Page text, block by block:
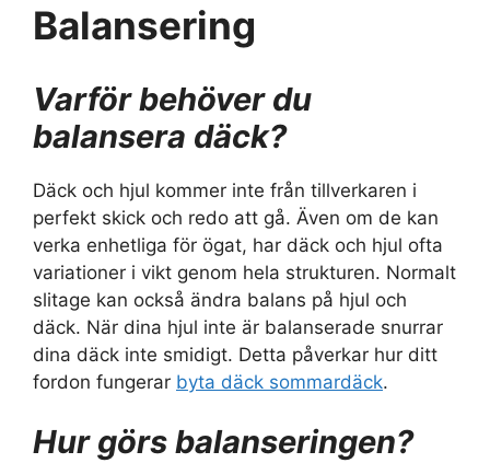
Balansering
Varför behöver du
balansera däck?
Däck och hjul kommer inte från tillverkaren i
perfekt skick och redo att gå. Även om de kan
verka enhetliga för ögat, har däck och hjul ofta
variationer i vikt genom hela strukturen. Normalt
slitage kan också ändra balans på hjul och
däck. När dina hjul inte är balanserade snurrar
dina däck inte smidigt. Detta påverkar hur ditt
fordon fungerar byta däck sommardäck.
Hur görs balanseringen?